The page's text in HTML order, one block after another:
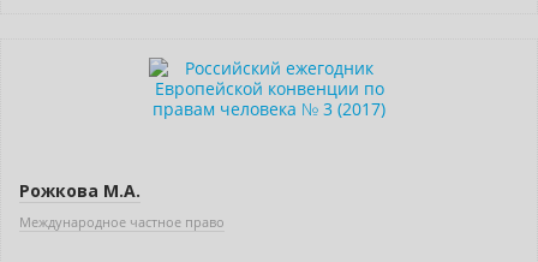
Рожкова М.А.
Международное частное право